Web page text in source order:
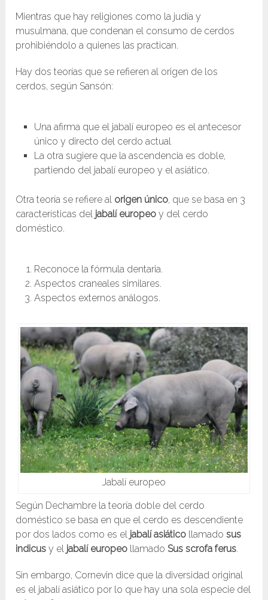
Mientras que hay religiones como la judía y
musulmana, que condenan el consumo de cerdos
prohibiéndolo a quienes las practican.
Hay dos teorías que se refieren al origen de los
cerdos, según Sansón:
Una afirma que el jabalí europeo es el antecesor
único y directo del cerdo actual
La otra sugiere que la ascendencia es doble,
partiendo del jabalí europeo y el asiático.
Otra teoría se refiere al origen único, que se basa en 3
características del jabalí europeo y del cerdo
doméstico.
Reconoce la fórmula dentaria.
Aspectos craneales similares.
Aspectos externos análogos.
Jabalí europeo
Según Dechambre la teoría doble del cerdo
doméstico se basa en que el cerdo es descendiente
por dos lados como es el jabalí asiático llamadosus
indicus y el jabalí europeo llamado Sus scrofa ferus.
Sin embargo, Cornevin dice que la diversidad original
es el jabalí asiático por lo que hay una sola especie del